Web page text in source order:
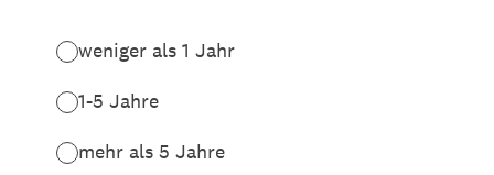
weniger als 1 Jahr
1-5 Jahre
mehr als 5 Jahre